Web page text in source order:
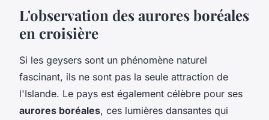
L'observation des aurores boréales
en croisière
Si les geysers sont un phénomène naturel
fascinant, ils ne sont pas la seule attraction de
l'Islande. Le pays est également célèbre pour ses
aurores boréales, ces lumières dansantes qui